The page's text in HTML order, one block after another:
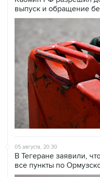
выпуск и обращение
05 августа, 20:30
В Тегеране заявили,
все пункты по